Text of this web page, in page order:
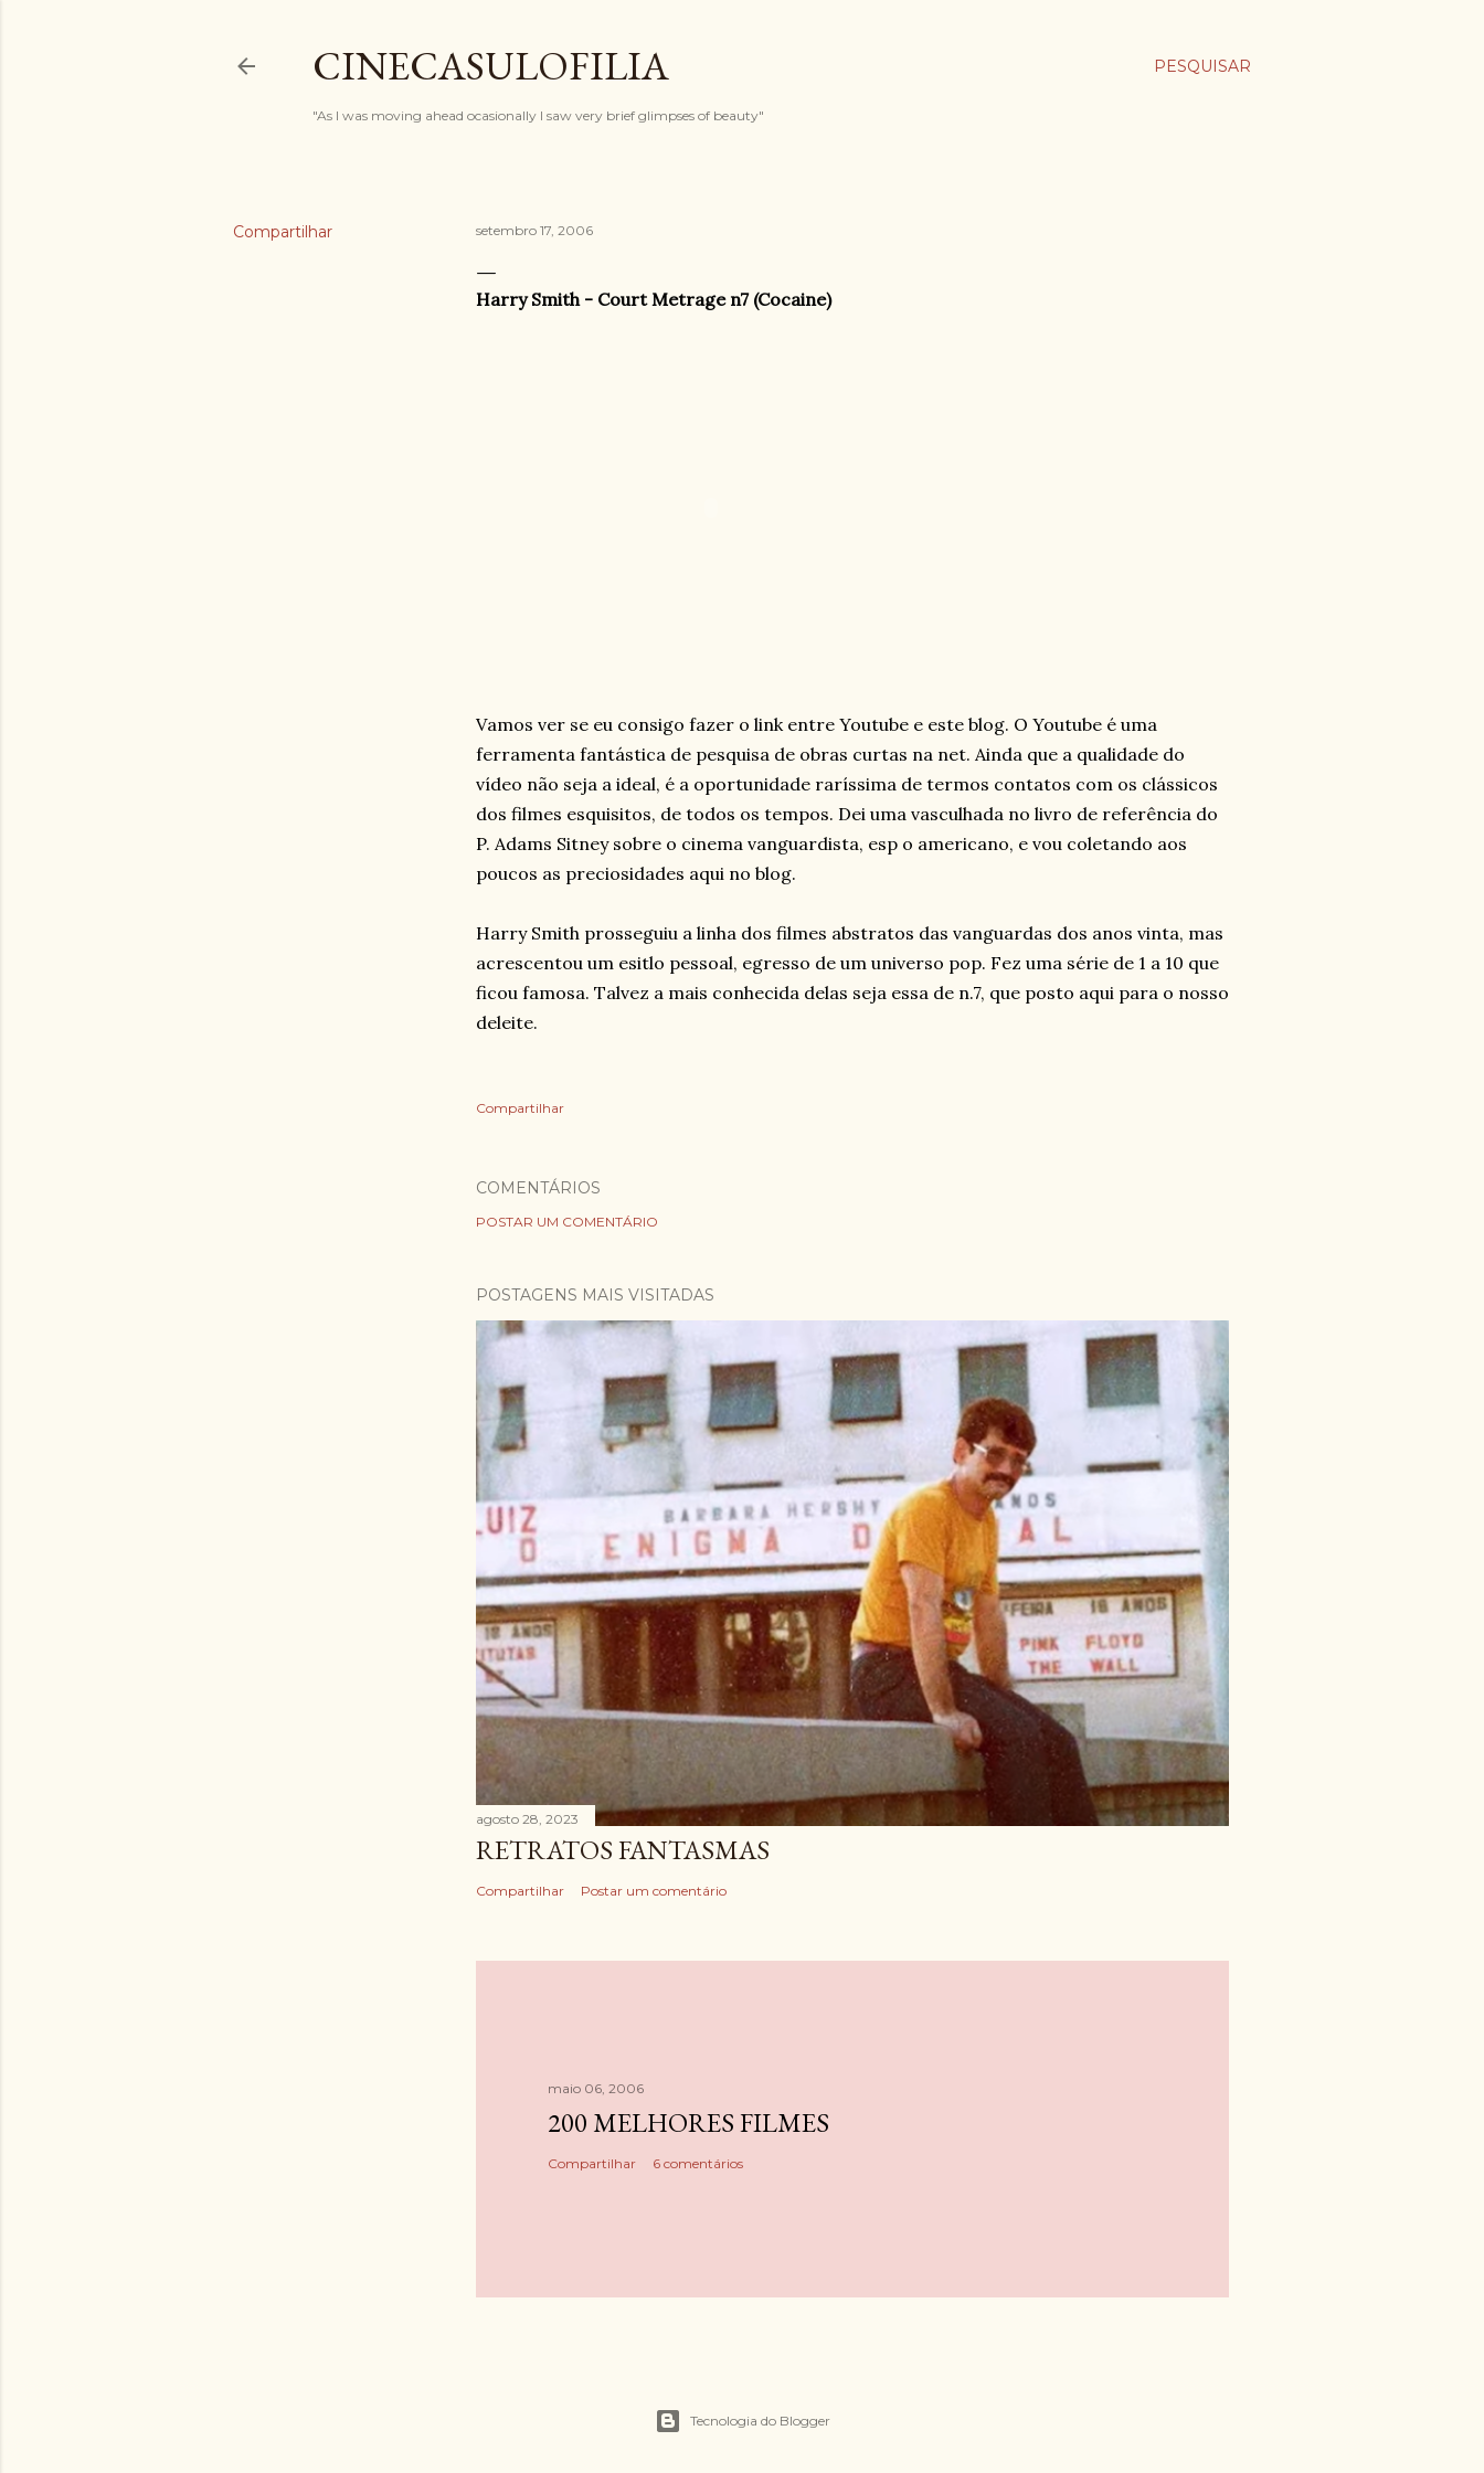
PESQUISAR
CINECASULOFILIA
"As I was moving ahead ocasionally I saw very brief glimpses of beauty"
Compartilhar setembro 17, 2006
Harry Smith - Court Metrage n7 (Cocaine)
Vamos ver se eu consigo fazer o link entre Youtube e este blog. O Youtube é uma
ferramenta fantástica de pesquisa de obras curtas na net. Ainda que a qualidade do
vídeo não seja a ideal, é a oportunidade raríssima de termos contatos com os clássicos
dos filmes esquisitos, de todos os tempos. Dei uma vasculhada no livro de referência do
P. Adams Sitney sobre o cinema vanguardista, esp o americano, e vou coletando aos
poucos as preciosidades aqui no blog.
Harry Smith prosseguiu a linha dos filmes abstratos das vanguardas dos anos vinta, mas
acrescentou um esitlo pessoal, egresso de um universo pop. Fez uma série de 1 a 10 que
ficou famosa. Talvez a mais conhecida delas seja essa de n.7, que posto aqui para o nosso
deleite.
Compartilhar
COMENTÁRIOS
POSTAR UM COMENTÁRIO
POSTAGENS MAIS VISITADAS
agosto 28, 2023
RETRATOS FANTASMAS
Compartilhar Postar um comentário
maio 06, 2006
200 MELHORES FILMES
Compartilhar 6 comentários
Tecnologia do Blogger